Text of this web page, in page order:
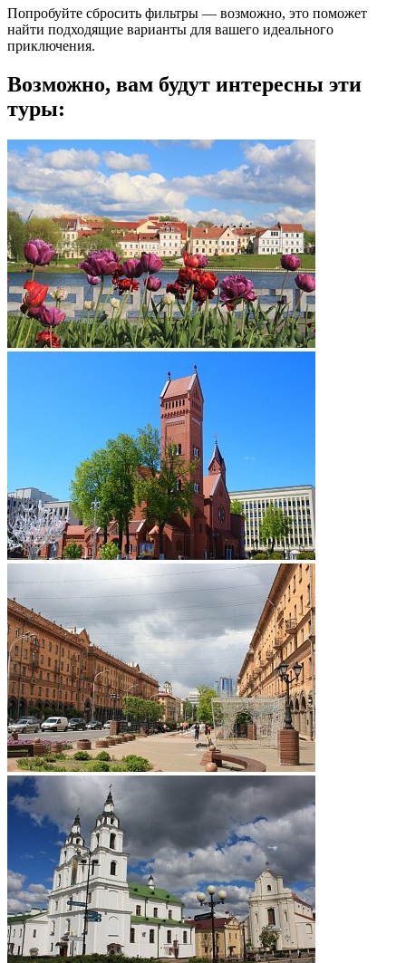
Попробуйте сбросить фильтры — возможно, это поможет
найти подходящие варианты для вашего идеального
приключения.
Возможно, вам будут интересны эти
туры: